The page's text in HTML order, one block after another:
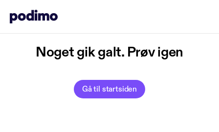
Noget gik galt. Prøv igen
Gå til startsiden